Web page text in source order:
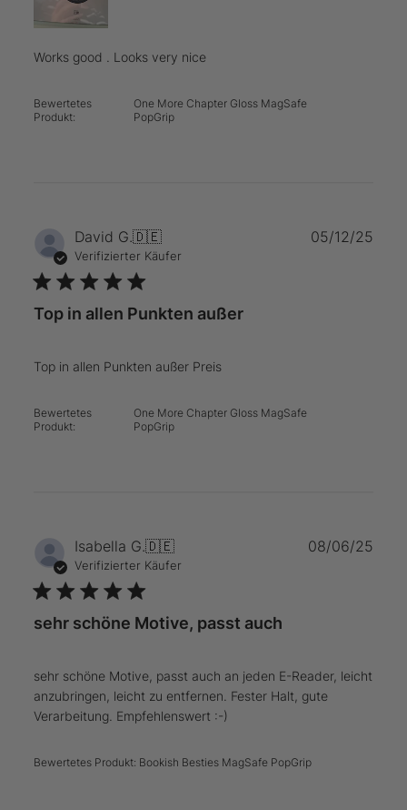
Works good . Looks very nice
Bewertetes
Produkt:
One More Chapter Gloss MagSafe
PopGrip
David G.🇩🇪
Verifizierter Käufer
Top in allen Punkten außer
Top in allen Punkten außer Preis
Bewertetes
Produkt:
One More Chapter Gloss MagSafe
PopGrip
05/12/25
Isabella G.🇩🇪
Verifizierter Käufer
sehr schöne Motive, passt auch
sehr schöne Motive, passt auch an jeden E-Reader, leicht
anzubringen, leicht zu entfernen. Fester Halt, gute
Verarbeitung. Empfehlenswert :-)
Bewertetes Produkt: Bookish Besties MagSafe PopGrip
08/06/25